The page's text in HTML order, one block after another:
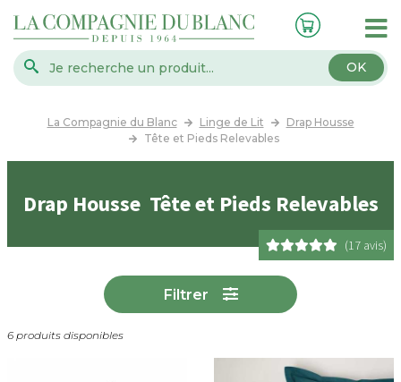
OK
La Compagnie du Blanc Linge de Lit
Drap Housse
Tête et Pieds Relevables
Drap Housse Tête et Pieds Relevables
(17 avis)
Filtrer
6 produits disponibles